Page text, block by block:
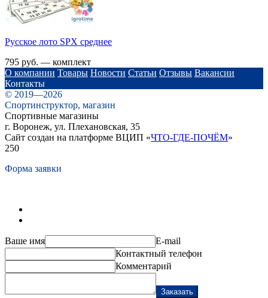
Русское лото SPX среднее
795 руб. — комплект
О компании Товары Новости Статьи Отзывы Вакансии
Контакты
© 2019—2026
Спортинструктор, магазин
Спортивные магазины
г. Воронеж, ул. Плехановская, 35
Сайт создан на платформе ВЦИП «ЧТО-ГДЕ-ПОЧЁМ»
250
Форма заявки
Ваше имя
E-mail
Контактный телефон
Комментарий
Заказать